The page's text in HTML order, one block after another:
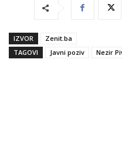
IZVOR
Zenit.ba
TAGOVI
Javni poziv Nezir